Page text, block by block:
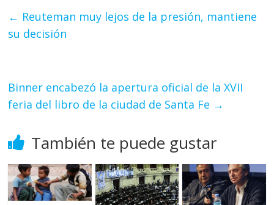
← Reuteman muy lejos de la presión, mantiene
su decisión
Binner encabezó la apertura oficial de la XVII
feria del libro de la ciudad de Santa Fe →
También te puede gustar